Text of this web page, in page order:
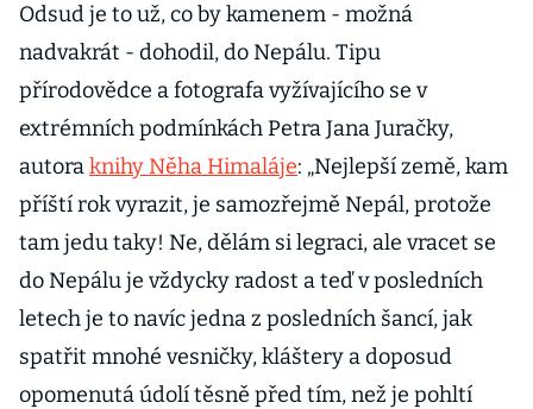
Odsud je to už, co by kamenem - možná
nadvakrát - dohodil, do Nepálu. Tipu
přírodovědce a fotografa vyžívajícího se v
extrémních podmínkách Petra Jana Juračky,
autoraknihy Něha Himaláje: „Nejlepší země, kam
příští rok vyrazit, je samozřejmě Nepál, protože
tam jedu taky! Ne, dělám si legraci, ale vracet se
do Nepálu je vždycky radost a teď v posledních
letech je to navíc jedna z posledních šancí, jak
spatřit mnohé vesničky, kláštery a doposud
opomenutá údolí těsně před tím, než je pohltí